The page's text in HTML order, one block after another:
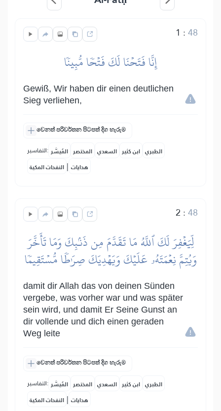
1 :48
إِنَّا فَتَحۡنَا لَكَ فَتۡحٗا مُّبِينٗا
Gewiß, Wir haben dir einen deutlichen
Sieg verliehen,
වෙනත් පරිවර්තන පිටපත් දිග හැරුම
التفاسير: المُيسَّر المختصر السعدي ابن كثير الطبري
النفحات المكية | هدايات
2 :48
لِّيَغۡفِرَ لَكَ ٱللَّهُ مَا تَقَدَّمَ مِن ذَنۢبِكَ وَمَا تَأَخَّرَ
وَيُتِمَّ نِعۡمَتَهُۥ عَلَيۡكَ وَيَهۡدِيَكَ صِرَٰطٗا مُّسۡتَقِيمٗا
damit dir Allah das von deinen Sünden
vergebe, was vorher war und was später
sein wird, und damit Er Seine Gunst an
dir vollende und dich einen geraden
Weg leite
වෙනත් පරිවර්තන පිටපත් දිග හැරුම
التفاسير: المُيسَّر المختصر السعدي ابن كثير الطبري
النفحات المكية | هدايات